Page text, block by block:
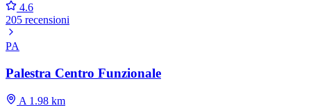
4.6
205 recensioni
PA
Palestra Centro Funzionale
A 1.98 km